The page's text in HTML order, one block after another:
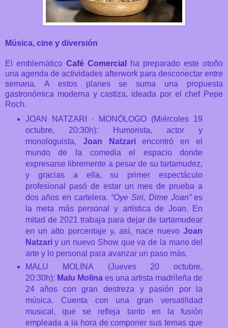
Música, cine y diversión
El emblemático Café Comercial
ha preparado este otoño
una agenda de actividades afterwork para desconectar entre
semana. A estos planes se suma una propuesta
gastronómica moderna y castiza, ideada por el chef Pepe
Roch.
JOAN NATZARI · MONÓLOGO (Miércoles 19
octubre, 20:30h): Humorista, actor y
monologuista, Joan Natzariencontró en el
mundo de la comedia el espacio donde
expresarse libremente a pesar de su tartamudez,
y gracias a ella, su primer espectáculo
profesional pasó de estar un mes de prueba a
dos años en cartelera. “Oye Siri, Dime Joan”es
la meta más personal y artística de Joan. En
mitad de 2021 trabaja para dejar de tartamudear
en un alto porcentaje y, así, nace nuevoJoan
Natzariy un nuevo Show que va de la mano del
arte y lo personal para avanzar un paso más.
MALU MOLINA (Jueves 20 octubre,
20:30h): Malu Molinaes una artista madrileña de
24 años con gran destreza y pasión por la
música. Cuenta con una gran versatilidad
musical, que se refleja tanto en la fusión
empleada a la hora de componer sus temas que